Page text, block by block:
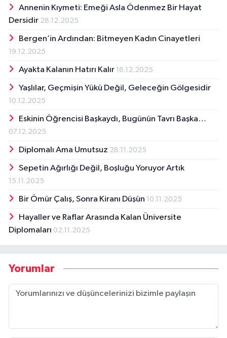
Annenin Kıymeti: Emeği Asla Ödenmez Bir Hayat
Dersidir 28.12.2025
Bergen’in Ardından: Bitmeyen Kadın Cinayetleri
19.12.2025
Ayakta Kalanın Hatırı Kalır 16.12.2025
Yaşlılar, Geçmişin Yükü Değil, Geleceğin Gölgesidir
10.12.2025
Eskinin Öğrencisi Başkaydı, Bugünün Tavrı Başka…
07.12.2025
Diplomalı Ama Umutsuz 28.11.2025
Sepetin Ağırlığı Değil, Boşluğu Yoruyor Artık
15.11.2025
Bir Ömür Çalış, Sonra Kiranı Düşün 10.11.2025
Hayaller ve Raflar Arasında Kalan Üniversite
Diplomaları 02.11.2025
Yorumlar